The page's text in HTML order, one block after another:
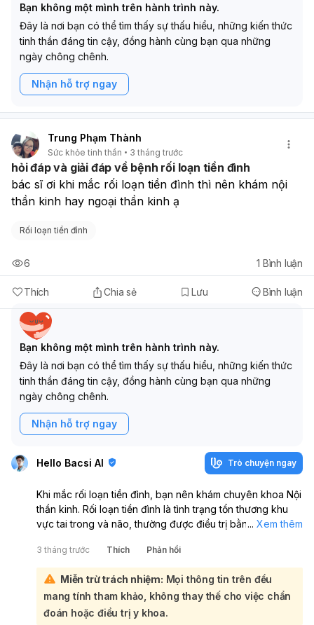
Bạn không một mình trên hành trình này.
Đây là nơi bạn có thể tìm thấy sự thấu hiểu, những kiến thức
tinh thần đáng tin cậy, đồng hành cùng bạn qua những
ngày chông chênh.
Nhận hỗ trợ ngay
Trung Phạm Thành
Sức khỏe tinh thần 3 tháng trước
hỏi đáp và giải đáp về bệnh rối loạn tiền đình
bác sĩ ơi khi mắc rối loạn tiền đình thì nên khám nội
thần kinh hay ngoại thần kinh ạ
Rối loạn tiền đình
Thích Chia sẻ Lưu Bình luận
6 1 Bình luận
Bạn không một mình trên hành trình này.
Đây là nơi bạn có thể tìm thấy sự thấu hiểu, những kiến thức
tinh thần đáng tin cậy, đồng hành cùng bạn qua những
ngày chông chênh.
Nhận hỗ trợ ngay
Hello Bacsi AI Trò chuyện ngay
Khi mắc rối loạn tiền đình, bạn nên khám chuyên khoa Nội
thần kinh. Rối loạn tiền đình là tình trạng tổn thương khu
vực tai trong và não, thường được điều trị bằng thuốc, liệu
Ngoài ra, bạn cũng có thể tham khảo ý kiến của bác sĩ
chuyên khoa Tai Mũi Họng (Otolaryngology) vì bệnh lý
này liên quan trực tiếp đến tai trong. Việc thăm khám sớm
sẽ giúp bác sĩ chẩn đoán chính xác nguyên nhân và đưa
ra phác đồ điều trị hiệu quả nhất cho tình trạng của bạn.
... Xem thêm
3 tháng trước Thích Phản hồi
Miễn trừ trách nhiệm: Mọi thông tin trên đều
mang tính tham khảo, không thay thế cho việc chẩn
đoán hoặc điều trị y khoa.